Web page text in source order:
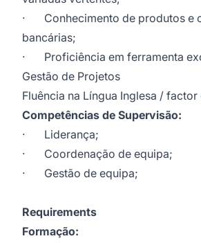
· Conhecimento de produtos e
bancárias;
· Proficiência em ferramenta
Gestão de Projetos
Fluência na Língua Inglesa /
Competências de Supervisão:
· Liderança;
· Coordenação de equipa;
· Gestão de equipa;
Requirements
Formação: